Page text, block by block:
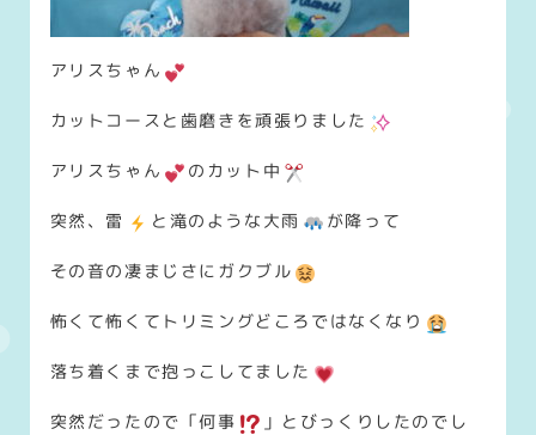
アリスちゃん
カットコースと歯磨きを頑張りました
アリスちゃん のカット中
突然、雷 と滝のような大雨 が降って
その音の凄まじさにガクブル
怖くて怖くてトリミングどころではなくなり
落ち着くまで抱っこしてました
突然だったので「何事
」とびっくりしたのでし